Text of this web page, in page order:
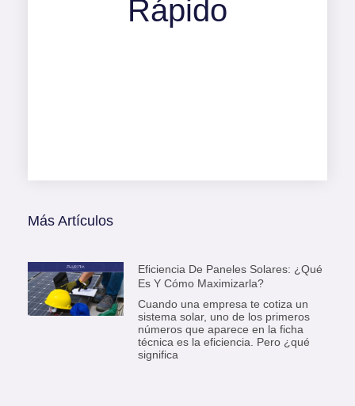
Rápido
Más Artículos
Eficiencia De Paneles Solares: ¿Qué
Es Y Cómo Maximizarla?
Cuando una empresa te cotiza un
sistema solar, uno de los primeros
números que aparece en la ficha
técnica es la eficiencia. Pero ¿qué
significa